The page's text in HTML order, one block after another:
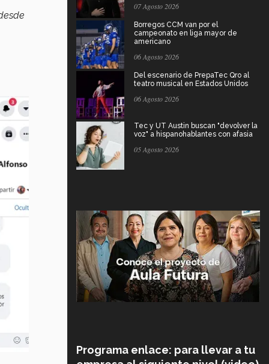
07 Agosto 2026
Borregos CCM van por el
campeonato en liga mayor de
americano
06 Agosto 2026
Del escenario de PrepaTec Qro al
teatro musical en Estados Unidos
06 Agosto 2026
Tec y UT Austin buscan "devolver la
voz" a hispanohablantes con afasia
05 Agosto 2026
Programa enlace: para llevar a tu